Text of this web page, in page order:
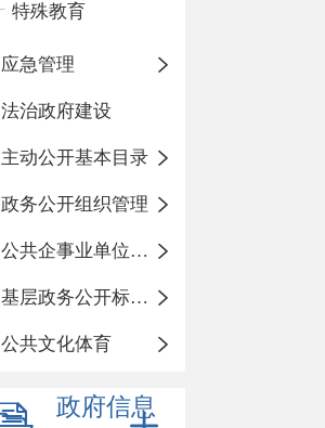
特殊教育
应急管理
法治政府建设
主动公开基本目录
政务公开组织管理
公共企事业单位信息公开
基层政务公开标准化规范化
公共文化体育
政府信息